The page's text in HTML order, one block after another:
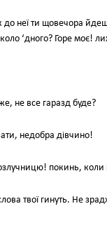
неї ти щовечора
‘дного? Горе моє!
не все гаразд буде?
недобра дівчино!
покинь, коли
твої гинуть. Не